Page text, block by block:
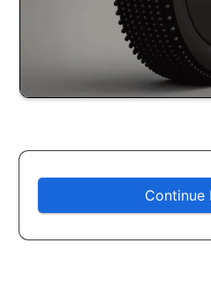
Continue